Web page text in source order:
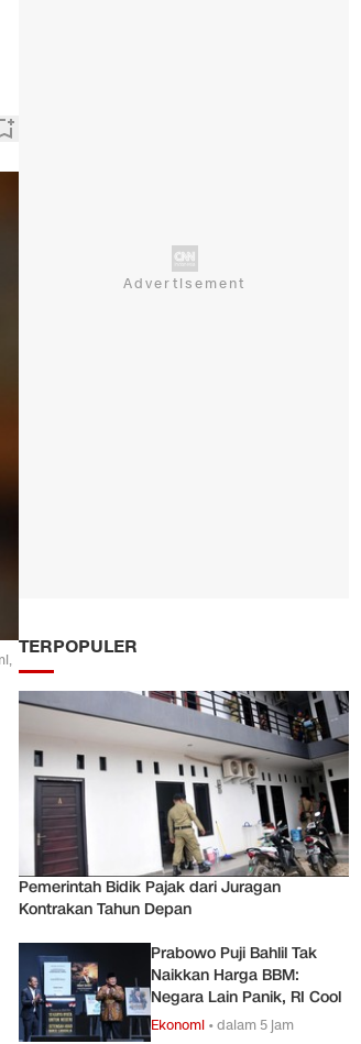
TERPOPULER
Pemerintah Bidik Pajak dari Juragan
Kontrakan Tahun Depan
Prabowo Puji Bahlil Tak
Naikkan Harga BBM:
Negara Lain Panik, RI Cool
Ekonomi •dalam 5 jam